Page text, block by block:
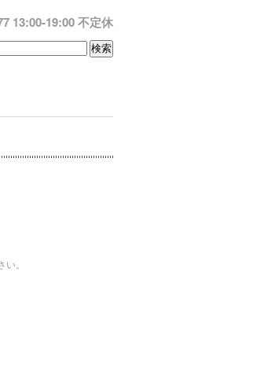
13:00-19:00 不定休
。